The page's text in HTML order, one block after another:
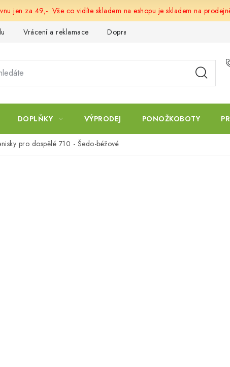
jen za 49,-. Vše co vidíte skladem na eshopu je skladem na
Vrácení a reklamace Doprava a platba
DOPLŇKY VÝPRODEJ PONOŽKOBOTY
pro dospělé 710 - Šedo-béžové